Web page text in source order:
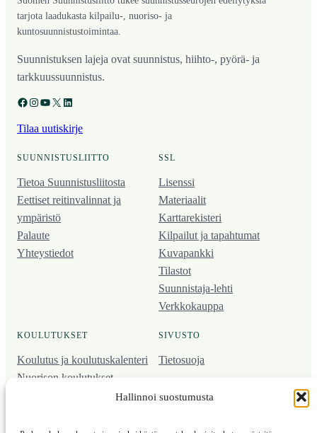
Hallinnoi suostumusta
tarjota laadukasta kilpailu-, nuoriso- ja
kuntosuunnistustoimintaa.
Suunnistuksen lajeja ovat suunnistus, hiihto-, pyörä- ja
tarkkuussuunnistus.
Facebook Instagram YouTube X LinkedIn
Tilaa uutiskirje
SUUNNISTUSLIITTO
Tietoa Suunnistusliitosta
Eettiset reitinvalinnat ja
ympäristö
Palaute
Yhteystiedot
SSL
Lisenssi
Materiaalit
Karttarekisteri
Kilpailut ja tapahtumat
Kuvapankki
Tilastot
Suunnistaja-lehti
Verkkokauppa
KOULUTUKSET
Koulutus ja koulutus­kalenteri
Nuorison koulutukset
SIVUSTO
Tietosuoja